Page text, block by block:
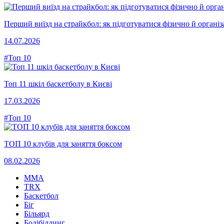
Перший виїзд на страйкбол: як підготуватися фізично й
14.07.2026
#Топ 10
Топ 11 шкіл баскетболу в Києві
17.03.2026
#Топ 10
ТОП 10 клубів для заняття боксом
08.02.2026
MMA
TRX
Баскетбол
Біг
Більярд